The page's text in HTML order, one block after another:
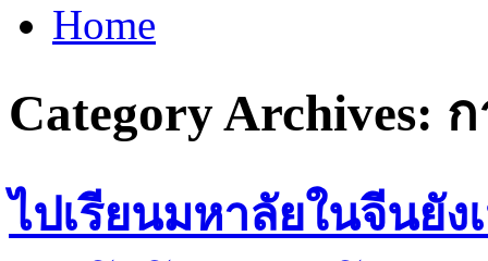
Home
Category Archives:
ไปเรียนมหาลัยในจีนยั